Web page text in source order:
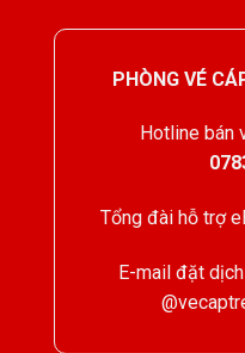
PHÒNG VÉ
Hotline bán
Tổng đài hỗ trợ
E-mail đặt